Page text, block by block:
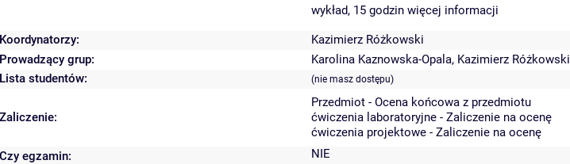
wykład, 15 godzin więcej informacji
Koordynatorzy:
Kazimierz Różkowski
Prowadzący grup:
Karolina Kaznowska-Opala, Kazimierz Różkowski
Lista studentów:
(nie masz dostępu)
Zaliczenie:
Przedmiot - Ocena końcowa z przedmiotu
ćwiczenia laboratoryjne - Zaliczenie na ocenę
ćwiczenia projektowe - Zaliczenie na ocenę
Czy egzamin:
NIE